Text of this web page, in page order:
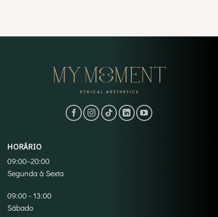
HORÁRIO
09:00–20:00
Segunda à Sexta
09:00 - 13:00
Sábado